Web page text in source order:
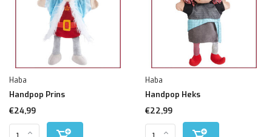
Haba
Handpop Prins
€24,99
Haba
Handpop Heks
€22,99